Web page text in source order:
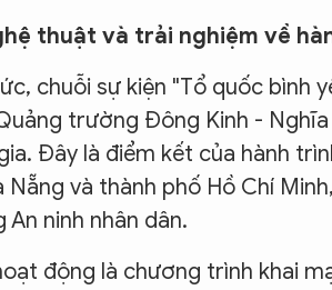
thuật và trải nghiệm về
chuỗi sự kiện "Tổ quốc bình
trường Đông Kinh -
Đây là điểm kết của hành
Nẵng và thành phố Hồ Chí
ninh nhân dân.
động là chương trình khai